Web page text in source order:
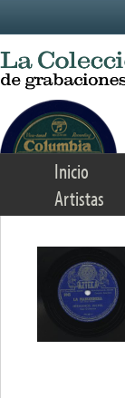
Inicio
Artistas